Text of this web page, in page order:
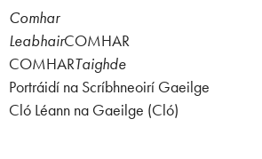
Comhar
LeabhairCOMHAR
COMHARTaighde
Portráidí na Scríbhneoirí Gaeilge
Cló Léann na Gaeilge (Cló)